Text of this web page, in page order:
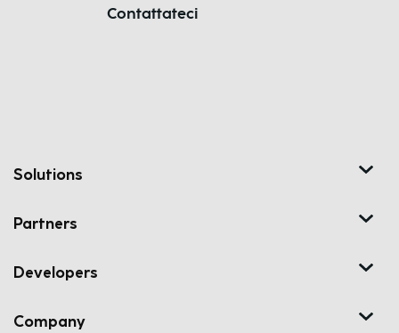
Contattateci
Solutions
Partners
Developers
Company